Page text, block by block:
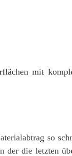
mit
so
der die letzten